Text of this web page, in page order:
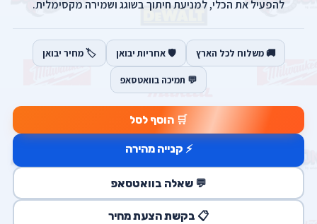
להפעיל את הכלי, למניעת חיתוך בשוגג ושמירה מקסימלית.
🚚 משלוח לכל הארץ 🛡️ אחריות יבואן 🏷️ מחיר יבואן
💬 תמיכה בוואטסאפ
🛒 הוסף לסל
⚡ קנייה מהירה
💬 שאלה בוואטסאפ
📋 בקשת הצעת מחיר